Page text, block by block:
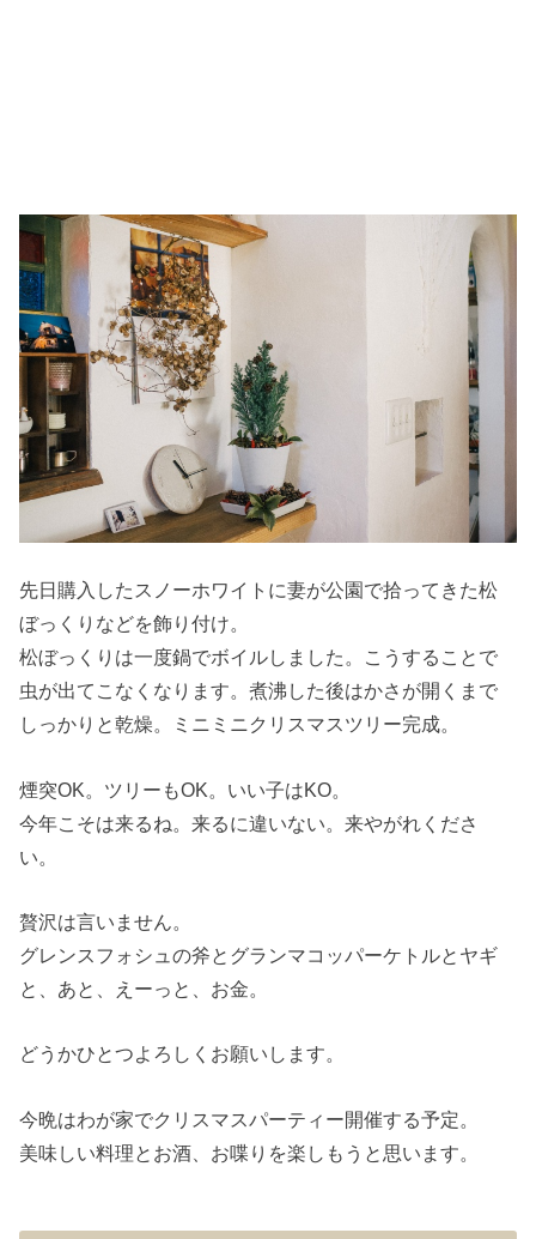
先日購入したスノーホワイトに妻が公園で拾ってきた松
ぼっくりなどを飾り付け。
松ぼっくりは一度鍋でボイルしました。こうすることで
虫が出てこなくなります。煮沸した後はかさが開くまで
しっかりと乾燥。ミニミニクリスマスツリー完成。
煙突OK。ツリーもOK。いい子はKO。
今年こそは来るね。来るに違いない。来やがれくださ
い。
贅沢は言いません。
グレンスフォシュの斧とグランマコッパーケトルとヤギ
と、あと、えーっと、お金。
どうかひとつよろしくお願いします。
今晩はわが家でクリスマスパーティー開催する予定。
美味しい料理とお酒、お喋りを楽しもうと思います。